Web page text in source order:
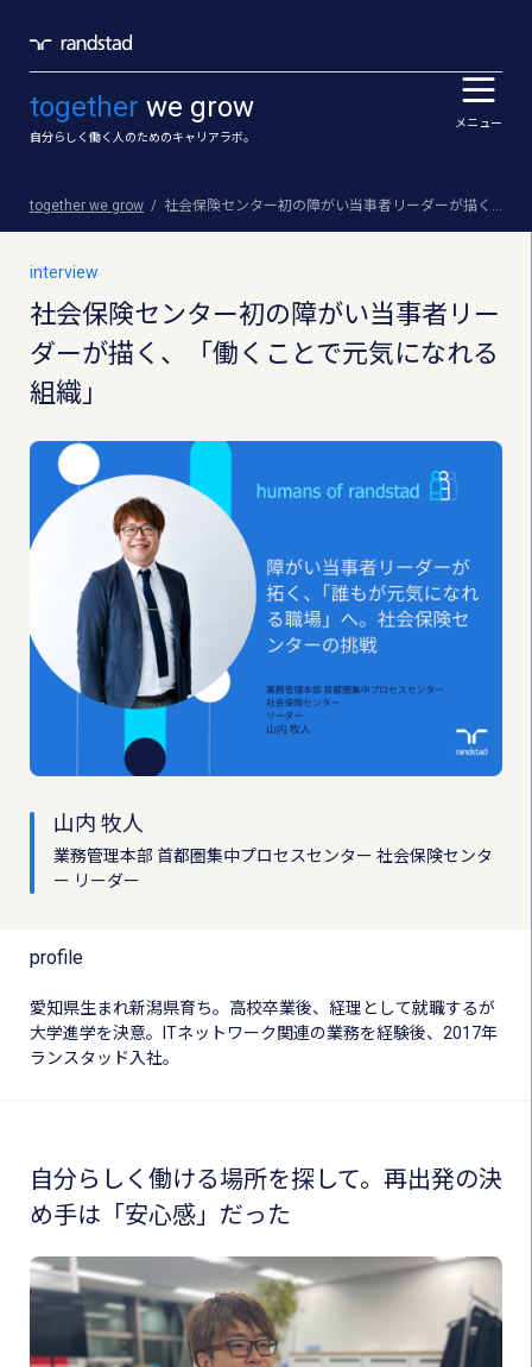
together we grow
自分らしく働く人のためのキャリアラボ。
メニュー
together we grow 社会保険センター初の障がい当事者リーダーが描く、「働くことで元気になれる組織」
interview
社会保険センター初の障がい当事者リー
ダーが描く、「働くことで元気になれる
組織」
山内 牧人
業務管理本部 首都圏集中プロセスセンター 社会保険センタ
ー リーダー
profile
愛知県生まれ新潟県育ち。高校卒業後、経理として就職するが
大学進学を決意。ITネットワーク関連の業務を経験後、2017年
ランスタッド入社。
自分らしく働ける場所を探して。再出発の決
め手は「安心感」だった